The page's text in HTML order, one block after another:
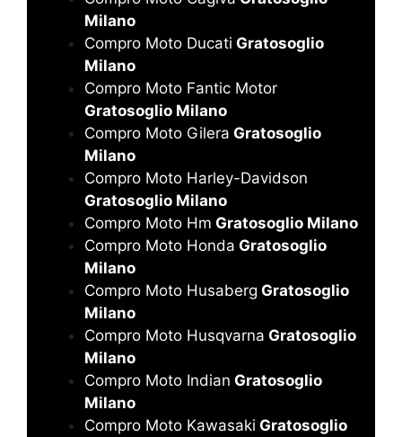
Milano
Compro Moto Ducati Gratosoglio
Milano
Compro Moto Fantic Motor
Gratosoglio Milano
Compro Moto Gilera Gratosoglio
Milano
Compro Moto Harley-Davidson
Gratosoglio Milano
Compro Moto Hm Gratosoglio Milano
Compro Moto Honda Gratosoglio
Milano
Compro Moto Husaberg Gratosoglio
Milano
Compro Moto Husqvarna Gratosoglio
Milano
Compro Moto Indian Gratosoglio
Milano
Compro Moto Kawasaki Gratosoglio